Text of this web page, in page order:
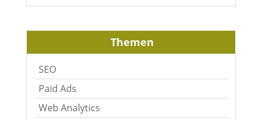
Themen
SEO
Paid Ads
Web Analytics